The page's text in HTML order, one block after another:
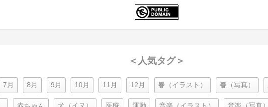
＜人気タグ＞
7月 8月 9月 10月 11月 12月 春（イラスト） 春（写真）